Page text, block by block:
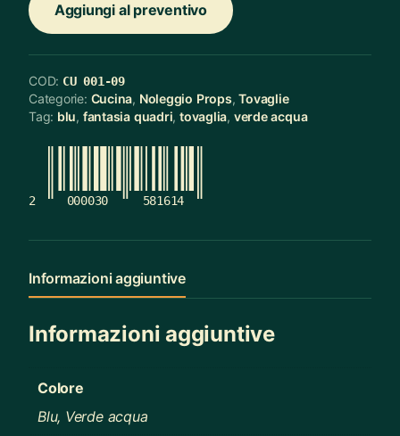
Aggiungi al preventivo
COD: CU 001-09
Categorie: Cucina, Noleggio Props,Tovaglie
Tag: blu, fantasia quadri, tovaglia, verde acqua
2 000030 581614
Informazioni aggiuntive
Informazioni aggiuntive
Colore
Blu, Verde acqua